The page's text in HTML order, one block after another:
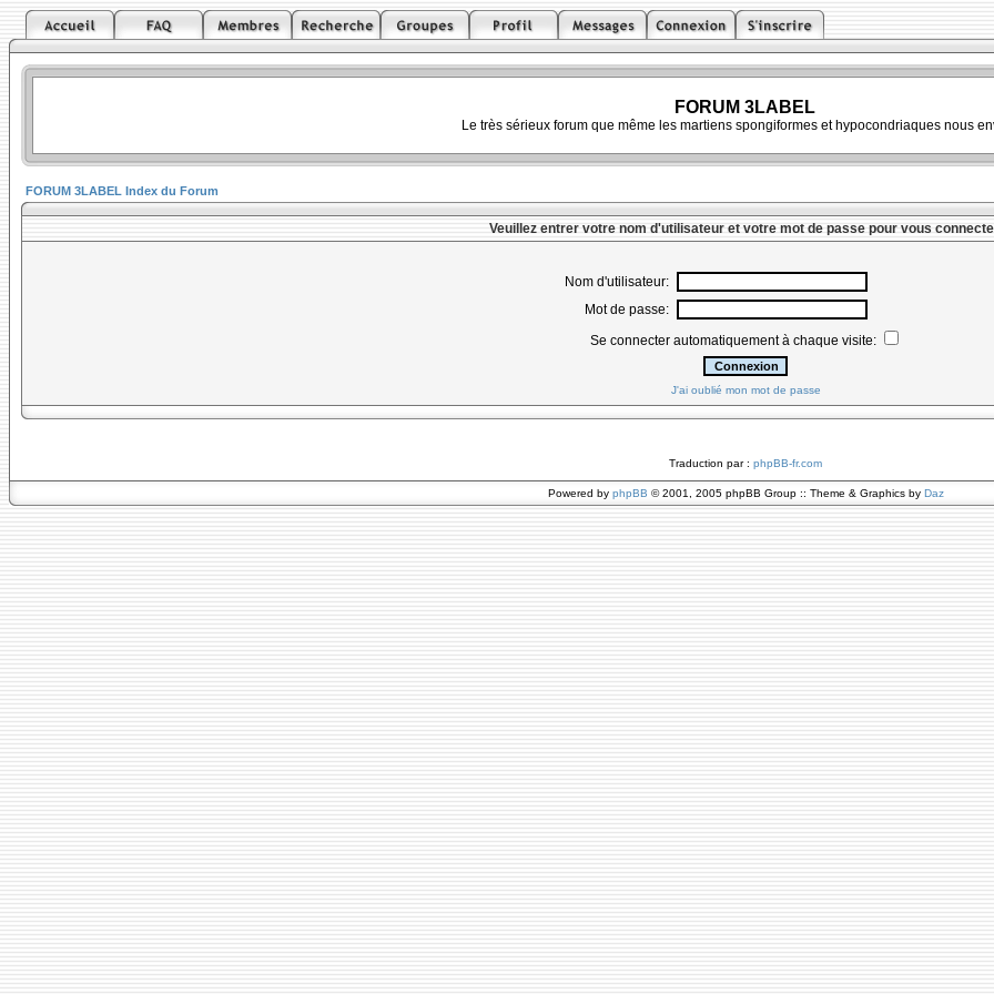
FORUM 3LABEL
Le très sérieux forum que même les martiens spongiformes et hypocondriaques nous
FORUM 3LABEL Index du Forum
Veuillez entrer votre nom d'utilisateur et votre mot de passe pour vous
Nom d'utilisateur:
Mot de passe:
Se connecter automatiquement à chaque visite:
J'ai oublié mon mot de passe
Traduction par : phpBB-fr.com
Powered by phpBB © 2001, 2005 phpBB Group :: Theme & Graphics by Daz